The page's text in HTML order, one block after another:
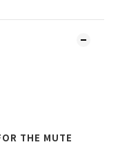
THE MUTE